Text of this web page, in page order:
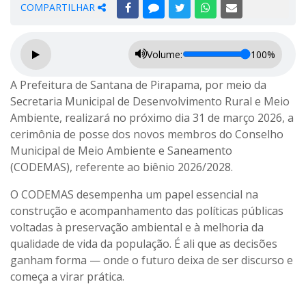
COMPARTILHAR
Volume: 100%
A Prefeitura de Santana de Pirapama, por meio da
Secretaria Municipal de Desenvolvimento Rural e Meio
Ambiente, realizará no próximo dia 31 de março 2026, a
cerimônia de posse dos novos membros do Conselho
Municipal de Meio Ambiente e Saneamento
(CODEMAS), referente ao biênio 2026/2028.
O CODEMAS desempenha um papel essencial na
construção e acompanhamento das políticas públicas
voltadas à preservação ambiental e à melhoria da
qualidade de vida da população. É ali que as decisões
ganham forma — onde o futuro deixa de ser discurso e
começa a virar prática.